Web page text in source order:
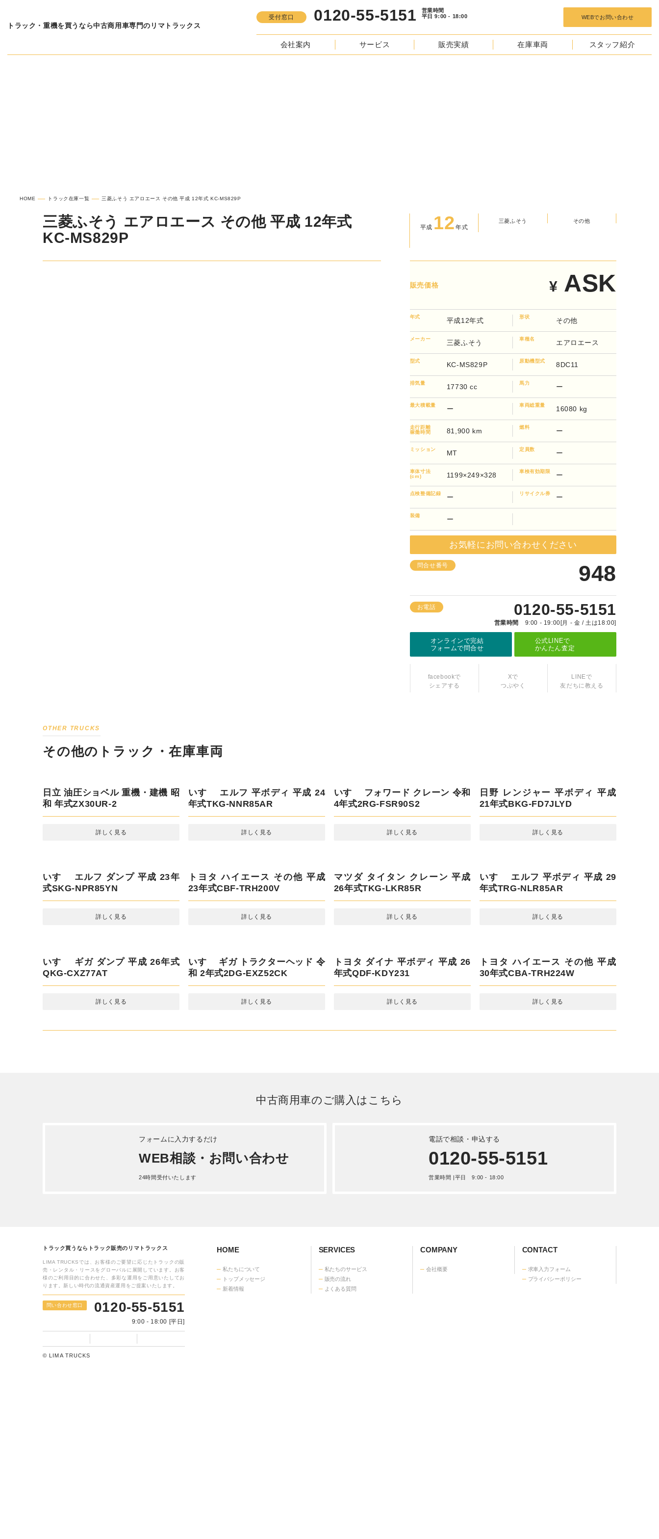
トラック・重機を買うなら中古商用車専門のリマトラックス
受付窓口 0120-55-5151
営業時間
平日 9:00 - 18:00
WEBでお問い合わせ
会社案内 サービス 販売実績 在庫車両 スタッフ紹介
HOME トラック在庫一覧 三菱ふそう エアロエース その他 平成 12年式 KC-MS829P
三菱ふそう エアロエース その他 平成 12年式 KC-
MS829P
平成 12年式
三菱ふそう その他
販売価格 ¥ASK
年式 平成12年式 形状 その他
メーカー 三菱ふそう 車種名 エアロエース
型式 KC-MS829P 原動機型式 8DC11
排気量 17730 cc 馬力 ー
最大積載量 ー 車両総重量 16080 kg
走行距離
稼働時間
81,900 km 燃料 ー
ミッション MT 定員数 ー
車体寸法
(cm)
1199×249×328 車検有効期限 ー
点検整備記録 ー リサイクル券 ー
装備 ー
お気軽にお問い合わせください
問合せ番号 948
お電話 0120-55-5151
営業時間 9:00 - 19:00[月 - 金 / 土は18:00]
オンラインで完結
フォームで問合せ
公式LINEで
かんたん査定
facebookで
シェアする
Xで
つぶやく
LINEで
友だちに教える
OTHER TRUCKS
その他のトラック・在庫車両
日立 油圧ショベル 重機・建機 昭
和 年式ZX30UR-2
詳しく見る
いすゞ エルフ 平ボディ 平成 24
年式TKG-NNR85AR
詳しく見る
いすゞ フォワード クレーン 令和
4年式2RG-FSR90S2
詳しく見る
日野 レンジャー 平ボディ 平成 21
年式BKG-FD7JLYD
詳しく見る
いすゞ エルフ ダンプ 平成 23年
式SKG-NPR85YN
詳しく見る
トヨタ ハイエース その他 平成
23年式CBF-TRH200V
詳しく見る
マツダ タイタン クレーン 平成
26年式TKG-LKR85R
詳しく見る
いすゞ エルフ 平ボディ 平成 29
年式TRG-NLR85AR
詳しく見る
いすゞ ギガ ダンプ 平成 26年式
QKG-CXZ77AT
詳しく見る
いすゞ ギガ トラクターヘッド 令
和 2年式2DG-EXZ52CK
詳しく見る
トヨタ ダイナ 平ボディ 平成 26
年式QDF-KDY231
詳しく見る
トヨタ ハイエース その他 平成
30年式CBA-TRH224W
詳しく見る
中古商用車のご購入はこちら
WEB相談・お問い合わせ
フォームに入力するだけ
24時間受付いたします
0120-55-5151
電話で相談・申込する
営業時間 |平日 9:00 - 18:00
トラック買うならトラック販売のリマトラックス
LIMA TRUCKSでは、お客様のご要望に応じたトラックの販
売・レンタル・リースをグローバルに展開しています。お客
様のご利用目的に合わせた、多彩な運用をご用意いたしてお
ります。新しい時代の流通資産運用をご提案いたします。
問い合わせ窓口 0120-55-5151
9:00 - 18:00 [平日]
HOME
私たちについて
トップメッセージ
新着情報
SERVICES
私たちのサービス
販売の流れ
よくある質問
COMPANY
会社概要
CONTACT
求車入力フォーム
プライバシーポリシー
© LIMA TRUCKS